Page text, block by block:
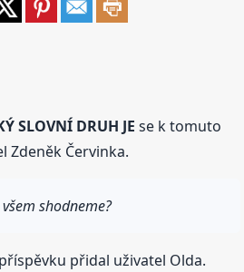
SLOVNÍ DRUH JE se k tomuto
Zdeněk Červinka.
shodneme?
přidal uživatel Olda.